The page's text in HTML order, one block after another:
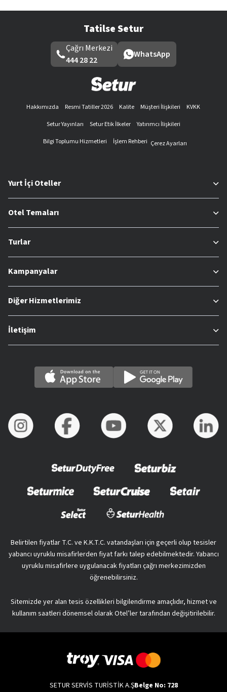
Tatilse Setur
Çağrı Merkezi
444 28 22
WhatsApp
Hakkımızda Resmi Tatiller 2026 Kalite Müşteri İlişkileri
KVKK
Setur Yayınları
Setur Etik İlkeler
Yatırımcı İlişkileri
Bilgi Toplumu Hizmetleri
İşlem Rehberi Çerez Ayarları
Yurt İçi Oteller
Otel Temaları
Turlar
Kampanyalar
Diğer Hizmetlerimiz
İletişim
Belirtilen fiyatlar T.C. ve K.K.T.C. vatandaşları için geçerli olup tesisler
yabancı uyruklu misafirlerden fiyat farkı talep edebilmektedir. Yabancı
uyruklu misafirlere uygulanacak fiyatları çağrı merkezimizden
öğrenebilirsiniz.
Sitemizde yer alan tesis özellikleri bilgilendirme amaçlıdır, hizmet ve
kullanım saatleri dönemsel olarak Otel’ler tarafından değişitirilebilir.
SETUR SERVİS TURİSTİK A.ŞBelge No: 728